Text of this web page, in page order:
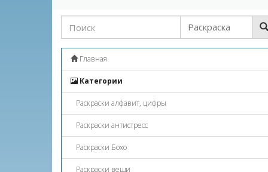
Главная
Категории
Раскраски алфавит, цифры
Раскраски антистресс
Раскраски Бохо
Раскраски вещи